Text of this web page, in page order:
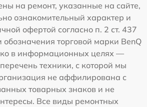
на ремонт, указанные на сайте,
ознакомительный характер и
офертой согласно п. 2 ст. 437
торговой марки BenQ
в информационных целях —
техники, с которой мы
не аффилирована с
товарных знаков и не
Все виды ремонтных